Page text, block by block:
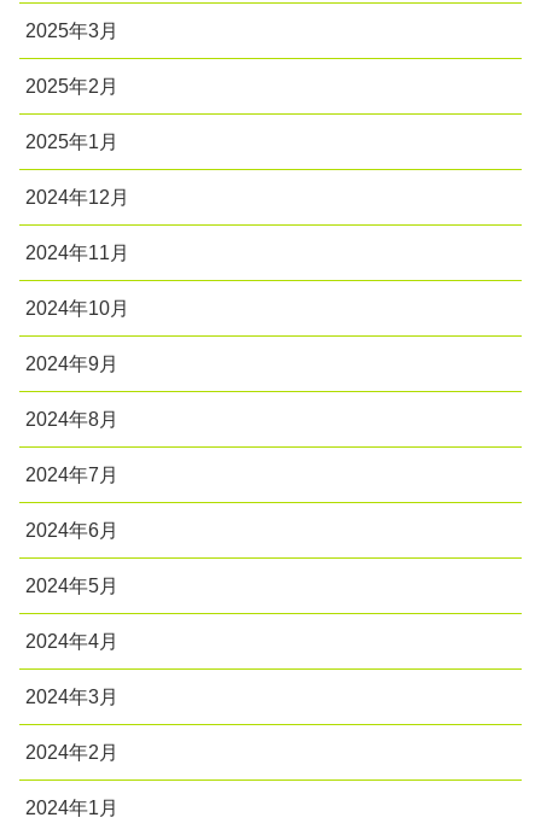
2025年3月
2025年2月
2025年1月
2024年12月
2024年11月
2024年10月
2024年9月
2024年8月
2024年7月
2024年6月
2024年5月
2024年4月
2024年3月
2024年2月
2024年1月